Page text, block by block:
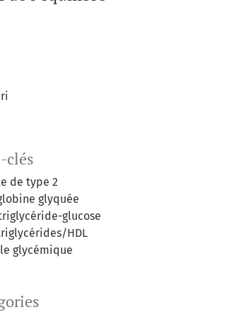
clés
de type 2
glyquée
glucose
HDL
glycémique